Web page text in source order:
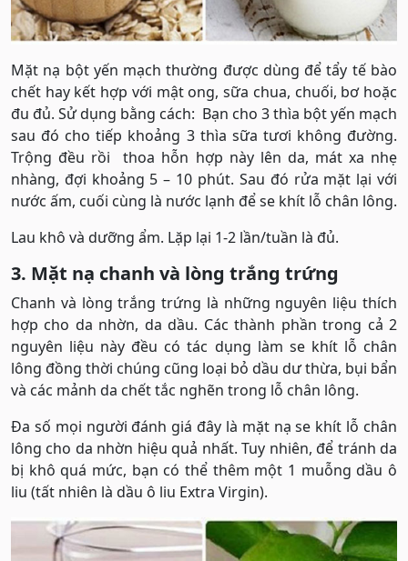
Mặt nạ bột yến mạch thường được dùng để tẩy tế bào
chết hay kết hợp với mật ong, sữa chua, chuối, bơ hoặc
đu đủ. Sử dụng bằng cách: Bạn cho 3 thìa bột yến mạch
sau đó cho tiếp khoảng 3 thìa sữa tươi không đường.
Trộng đều rồi thoa hỗn hợp này lên da, mát xa nhẹ
nhàng, đợi khoảng 5 – 10 phút. Sau đó rửa mặt lại với
nước ấm, cuối cùng là nước lạnh để se khít lỗ chân lông.
Lau khô và dưỡng ẩm. Lặp lại 1-2 lần/tuần là đủ.
3. Mặt nạ chanh và lòng trắng trứng
Chanh và lòng trắng trứng là những nguyên liệu thích
hợp cho da nhờn, da dầu. Các thành phần trong cả 2
nguyên liệu này đều có tác dụng làm se khít lỗ chân
lông đồng thời chúng cũng loại bỏ dầu dư thừa, bụi bẩn
và các mảnh da chết tắc nghẽn trong lỗ chân lông.
Đa số mọi người đánh giá đây là mặt nạ se khít lỗ chân
lông cho da nhờn hiệu quả nhất. Tuy nhiên, để tránh da
bị khô quá mức, bạn có thể thêm một 1 muỗng dầu ô
liu (tất nhiên là dầu ô liu Extra Virgin).